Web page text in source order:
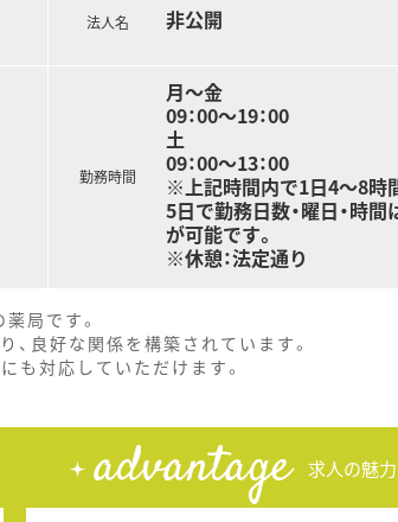
法人名 非公開
勤務時間
月～金
09：00～19：00
土
09：00～13：00
※上記時間内で1日4～8時
5日で勤務日数・曜日・時間
が可能です。
※休憩：法定通り
局です。
良好な関係を構築されています。
も対応していただけます。
advantage 求人の魅力